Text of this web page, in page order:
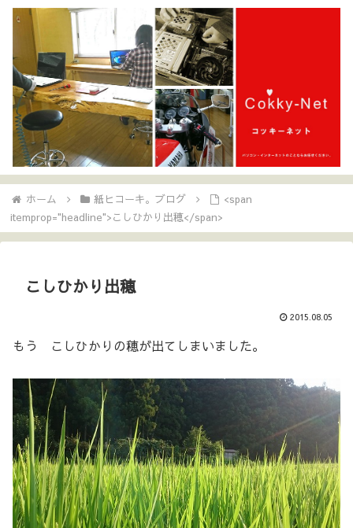
ホーム 紙ヒコーキ。ブログ
<span
itemprop="headline">こしひかり出穂</span>
こしひかり出穂
2015.08.05
もう こしひかりの穂が出てしまいました。